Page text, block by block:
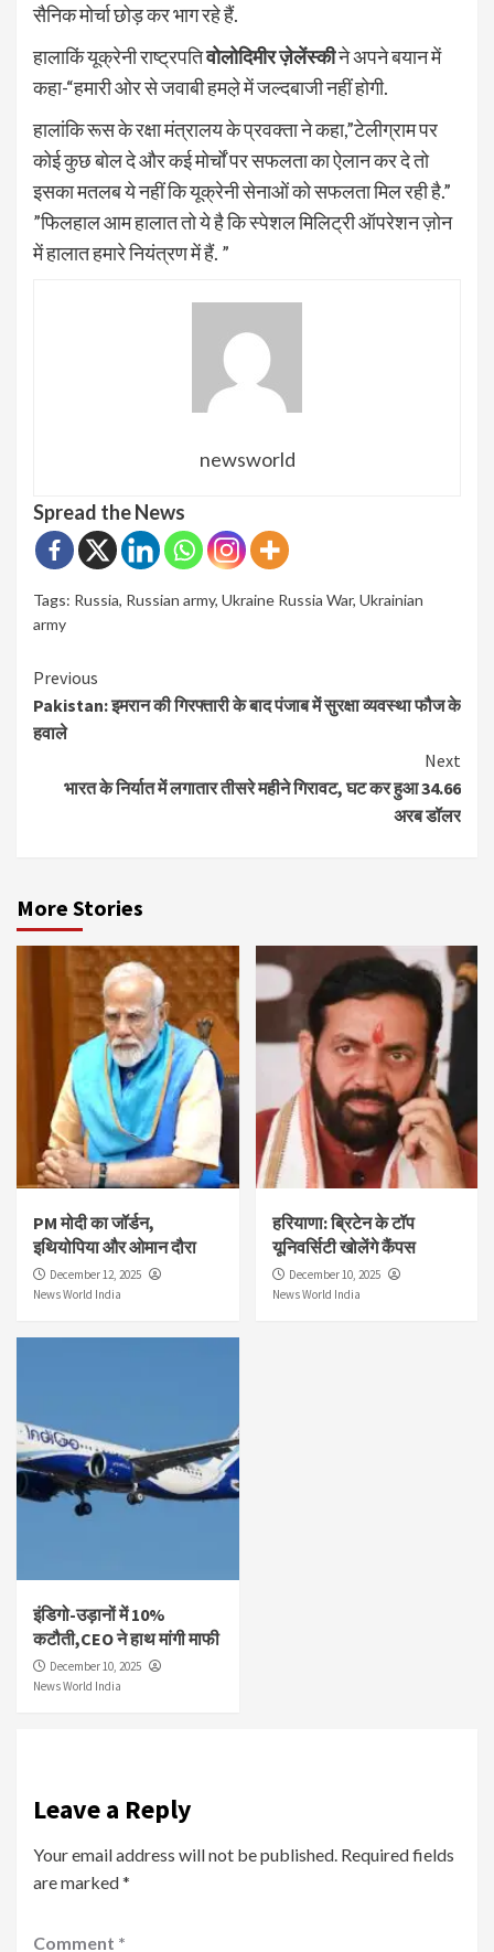
सैनिक मोर्चा छोड़ कर भाग रहे हैं.
हालाकिं यूक्रेनी राष्ट्रपतिवोलोदिमीर ज़ेलेंस्कीने अपने बयान में
कहा-“हमारी ओर से जवाबी हमले़ में जल्दबाजी नहीं होगी.
हालांकि रूस के रक्षा मंत्रालय के प्रवक्ता ने कहा,”टेलीग्राम पर
कोई कुछ बोल दे और कई मोर्चों पर सफलता का ऐलान कर दे तो
इसका मतलब ये नहीं कि यूक्रेनी सेनाओं को सफलता मिल रही है.”
”फिलहाल आम हालात तो ये है कि स्पेशल मिलिट्री ऑपरेशन ज़ोन
में हालात हमारे नियंत्रण में हैं. ”
newsworld
Spread the News
Tags: Russia, Russian army, Ukraine Russia War, Ukrainian
army
Continue
Reading
Previous
Pakistan: इमरान की गिरफ्तारी के बाद पंजाब में सुरक्षा व्यवस्था फौज के
हवाले
Next
भारत के निर्यात में लगातार तीसरे महीने गिरावट, घट कर हुआ 34.66
अरब डॉलर
More Stories
PM मोदी का जॉर्डन,
इथियोपिया और ओमान दौरा
December 12, 2025
News World India
हरियाणा: ब्रिटेन के टॉप
यूनिवर्सिटी खोलेंगे कैंपस
December 10, 2025
News World India
इंडिगो-उड़ानों में 10%
कटौती,CEO ने हाथ मांगी माफी
December 10, 2025
News World India
Leave a Reply
Your email address will not be published. Required fields
are marked*
Comment *